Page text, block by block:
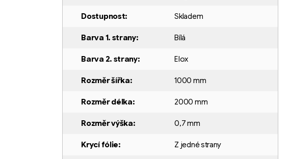
Dostupnost: Skladem
Barva 1. strany: Bílá
Barva 2. strany: Elox
Rozměr šířka: 1000 mm
Rozměr délka: 2000 mm
Rozměr výška: 0,7 mm
Krycí fólie: Z jedné strany